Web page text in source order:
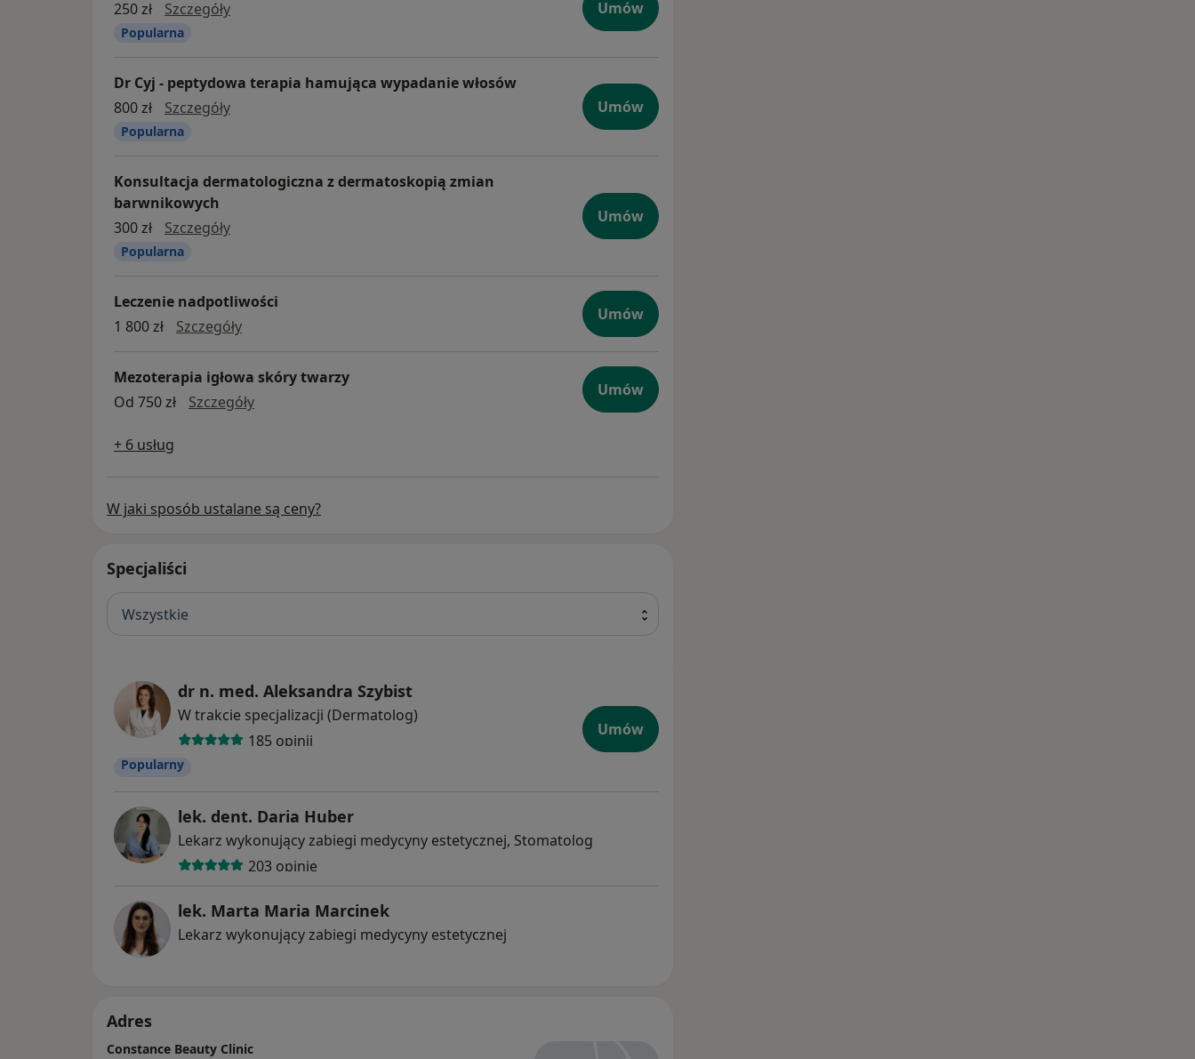
250 zł
Szczegółykonsultacja dermatologiczna
Popularna
Umów
Dr Cyj - peptydowa terapia hamująca wypadanie włosów
800 zł
SzczegółyDr Cyj - peptydowa terapia hamująca wypadanie włosów
Popularna
Umów
Konsultacja dermatologiczna z dermatoskopią zmian
barwnikowych
300 zł
SzczegółyKonsultacja dermatologiczna z dermatoskopią zmian barwnikowych
Popularna
Umów
Leczenie nadpotliwości
1 800 zł
Szczegółyleczenie nadpotliwości
Umów
Mezoterapia igłowa skóry twarzy
Od 750 zł
SzczegółyMezoterapia igłowa skóry twarzy
Umów
+ 6 usług
W jaki sposób ustalane są ceny?
Specjaliści
Wszystkie
dr n. med. Aleksandra Szybist
W trakcie specjalizacji (Dermatolog)
185 opinii
Popularny
Umów
lek. dent. Daria Huber
Lekarz wykonujący zabiegi medycyny estetycznej, Stomatolog
203 opinie
lek. Marta Maria Marcinek
Lekarz wykonujący zabiegi medycyny estetycznej
Adres
Constance Beauty Clinic